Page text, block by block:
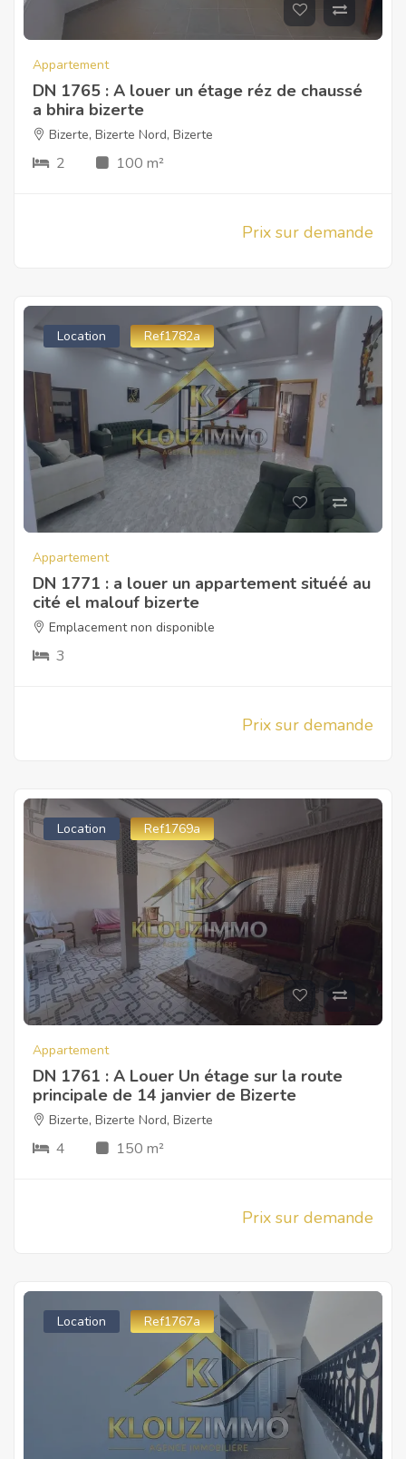
Appartement
DN 1765 : A louer un étage réz de chaussé
a bhira bizerte
Bizerte, Bizerte Nord, Bizerte
2 100 m²
Prix sur demande
Location Ref1782a
Appartement
DN 1771 : a louer un appartement situéé au
cité el malouf bizerte
Emplacement non disponible
3
Prix sur demande
Location Ref1769a
Appartement
DN 1761 : A Louer Un étage sur la route
principale de 14 janvier de Bizerte
Bizerte, Bizerte Nord, Bizerte
4 150 m²
Prix sur demande
Location Ref1767a